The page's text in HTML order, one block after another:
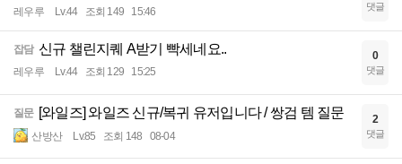
레우루 Lv.44 조회 149 15:46 댓글
잡담 신규 챌린지퀘 A받기 빡세네요..
레우루 Lv.44 조회 129 15:25
0
댓글
질문 [와일즈] 와일즈 신규/복귀 유저입니다 / 쌍검 템 질문
산방산 Lv.85 조회 148 08-04
2
댓글